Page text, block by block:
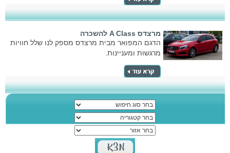
מרצדס A Class להשכרה
הדגם המפואר מבית מרצדס מספק לנו שלל חוויות
מרגשות ומעניינות.